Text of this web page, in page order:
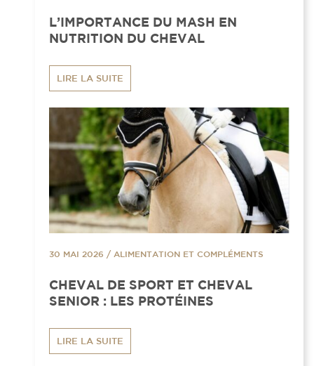
L’IMPORTANCE DU MASH EN
NUTRITION DU CHEVAL
LIRE LA SUITE
30 MAI 2026 / ALIMENTATION ET COMPLÉMENTS
CHEVAL DE SPORT ET CHEVAL
SENIOR : LES PROTÉINES
LIRE LA SUITE